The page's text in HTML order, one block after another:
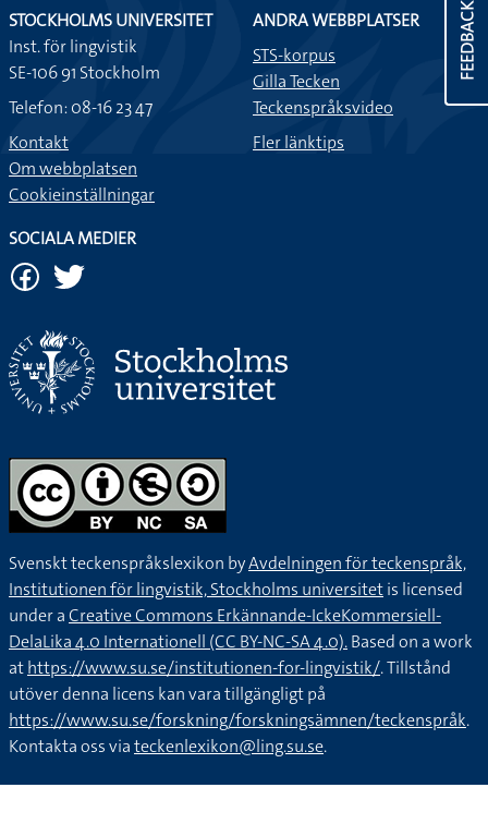
FEEDBACK
STOCKHOLMS UNIVERSITET
Inst. för lingvistik
SE-106 91 Stockholm
Telefon: 08-16 23 47
Kontakt
Om webbplatsen
Cookieinställningar
ANDRA WEBBPLATSER
STS-korpus
Gilla Tecken
Teckenspråksvideo
Fler länktips
SOCIALA MEDIER
Svenskt teckenspråkslexikon byAvdelningen för teckenspråk,
Institutionen för lingvistik, Stockholms universitetis licensed
under aCreative Commons Erkännande-IckeKommersiell-
DelaLika 4.0 Internationell (CC BY-NC-SA 4.0).Based on a work
athttps://www.su.se/institutionen-for-lingvistik/. Tillstånd
utöver denna licens kan vara tillgängligt på
https://www.su.se/forskning/forskningsämnen/teckenspråk.
Kontakta oss viateckenlexikon@ling.su.se.